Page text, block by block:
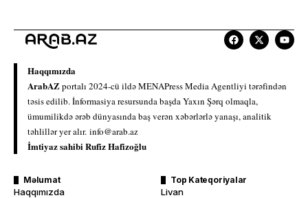
Haqqımızda
ArabAZportalı 2024-cü ildə MENAPress Media Agentliyi tərəfindən
təsis edilib. İnformasiya resursunda başda Yaxın Şərq olmaqla,
ümumilikdə ərəb dünyasında baş verən xəbərlərlə yanaşı, analitik
təhlillər yer alır. info@arab.az
İmtiyaz sahibi Rufiz Hafizoğlu
Məlumat
Haqqımızda
Top Kateqoriyalar
Livan